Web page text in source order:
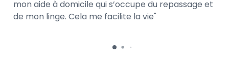
mon aide à domicile qui s’occupe du repassage et
de mon linge. Cela me facilite la vie